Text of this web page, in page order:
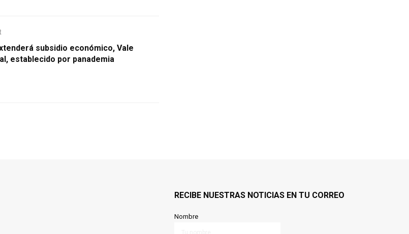
subsidio económico, Vale
establecido por panademia
RECIBE NUESTRAS NOTICIAS EN TU CORREO
Nombre